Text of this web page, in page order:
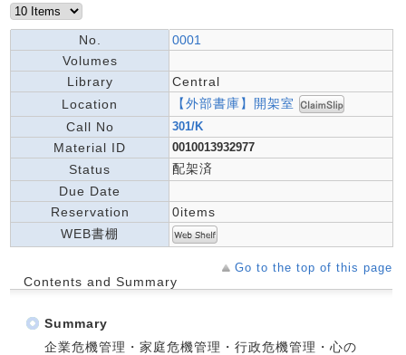
No.
0001
Volumes
Library
Central
Location
【外部書庫】開架室
Call No
301/K
Material ID 0010013932977
Status
配架済
Due Date
Reservation
0items
WEB書棚
Go to the top of this page
Contents and Summary
Summary
企業危機管理・家庭危機管理・行政危機管理・心の